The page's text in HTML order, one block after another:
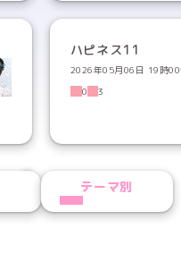
ハピネス11
2026年05月06日 19時00
0
3
NEXT テーマ別